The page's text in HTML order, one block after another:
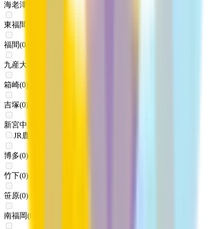
海老津
東福間
福間(0
九産大前
箱崎(0)
吉塚(0)
新宮中央
JR鹿児島本線(博多～八代)
博多(0)
竹下(0)
笹原(0)
南福岡(0